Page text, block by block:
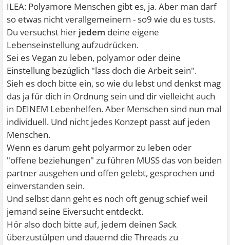
ILEA: Polyamore Menschen gibt es, ja. Aber man darf
so etwas nicht verallgemeinern - so9 wie du es tusts.
Du versuchst hier jedem deine eigene
Lebenseinstellung aufzudrücken.
Sei es Vegan zu leben, polyamor oder deine
Einstellung bezüglich "lass doch die Arbeit sein".
Sieh es doch bitte ein, so wie du lebst und denkst mag
das ja für dich in Ordnung sein und dir vielleicht auch
in DEINEM Lebenhelfen. Aber Menschen sind nun mal
individuell. Und nicht jedes Konzept passt auf jeden
Menschen.
Wenn es darum geht polyarmor zu leben oder
"offene beziehungen" zu führen MUSS das von beiden
partner ausgehen und offen gelebt, gesprochen und
einverstanden sein.
Und selbst dann geht es noch oft genug schief weil
jemand seine Eiversucht entdeckt.
Hör also doch bitte auf, jedem deinen Sack
überzustülpen und dauernd die Threads zu